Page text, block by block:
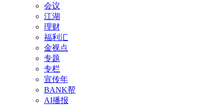
会议
江湖
理财
福利汇
金视点
专题
专栏
宣传年
BANK帮
AI播报